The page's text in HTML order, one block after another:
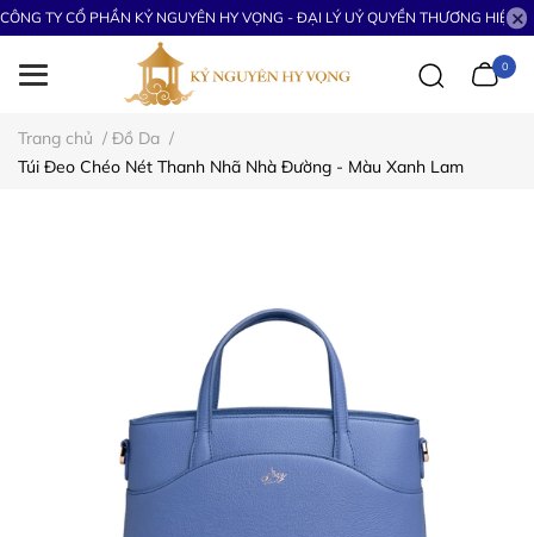
CÔNG TY CỔ PHẦN KỶ NGUYÊN HY VỌNG - ĐẠI LÝ UỶ QUYỀN THƯƠNG HIỆU
0
Trang chủ / Đồ Da /
Túi Đeo Chéo Nét Thanh Nhã Nhà Đường - Màu Xanh Lam